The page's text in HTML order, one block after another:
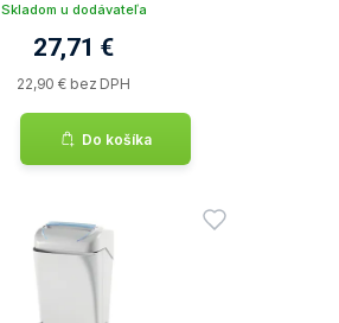
Skladom u dodávateľa
27,71 €
22,90 € bez DPH
Do košíka